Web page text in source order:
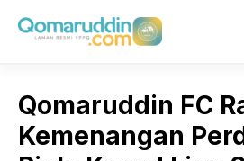
Qomaruddin FC
Kemenangan